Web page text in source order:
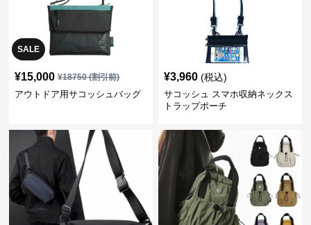
SALE
¥15,000 ¥18750(割引前)
アウトドア用サコッシュバッグ
¥3,960 (税込)
サコッシュ スマホ収納ネックス
トラップポーチ